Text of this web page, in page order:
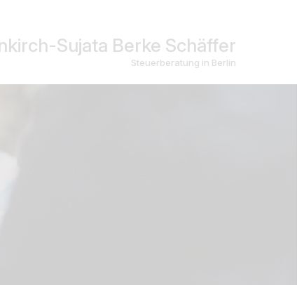
Sujata Berke Schäffer
Steuerberatung in Berlin